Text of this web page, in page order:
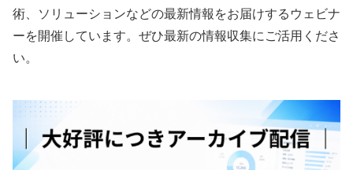
術、ソリューションなどの最新情報をお届けするウェビナ
ーを開催しています。ぜひ最新の情報収集にご活用くださ
い。